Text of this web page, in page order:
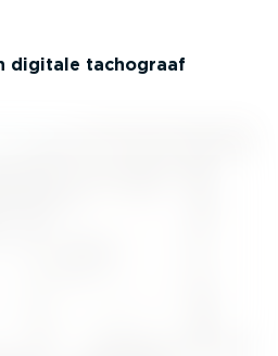
digitale tachograaf